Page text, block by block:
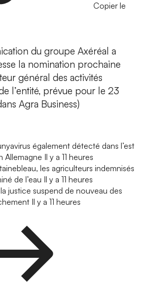
Copier le
du groupe Axéréal a
la nomination prochaine
général des activités
l’entité, prévue pour le 23
Agra Business)
également détecté dans l’est
Allemagne Il y a 11 heures
les agriculteurs indemnisés
de l’eau Il y a 11 heures
justice suspend de nouveau des
Il y a 11 heures